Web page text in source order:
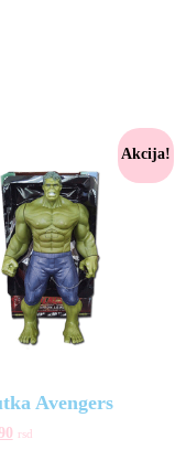
Akcija!
Avengers
rsd